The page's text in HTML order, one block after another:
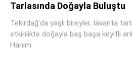
Tarlasında Doğayla Buluştu
Tekirdağ’da yaşlı bireyler, lavanta
etkinlikte doğayla baş başa keyifli
Hanım